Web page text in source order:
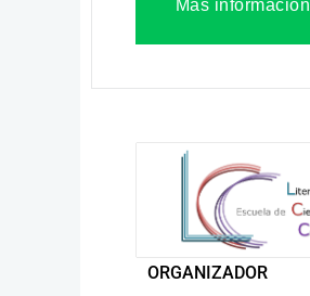
Más información
ORGANIZADOR